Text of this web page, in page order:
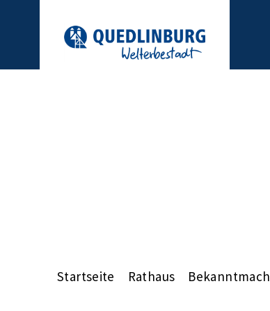
Startseite Rathaus